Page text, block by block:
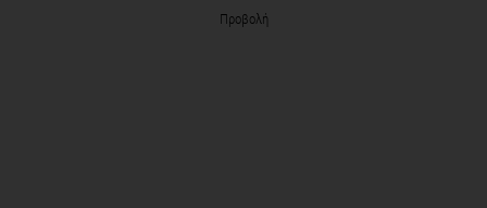
Προβολή